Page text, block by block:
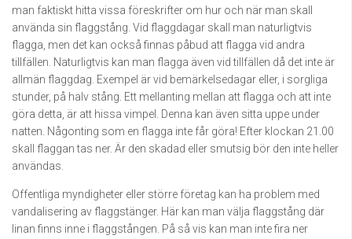
man faktiskt hitta vissa föreskrifter om hur och när man skall
använda sin flaggstång. Vid flaggdagar skall man naturligtvis
flagga, men det kan också finnas påbud att flagga vid andra
tillfällen. Naturligtvis kan man flagga även vid tillfällen då det inte är
allmän flaggdag. Exempel är vid bemärkelsedagar eller, i sorgliga
stunder, på halv stång. Ett mellanting mellan att flagga och att inte
göra detta, är att hissa vimpel. Denna kan även sitta uppe under
natten. Någonting som en flagga inte får göra! Efter klockan 21.00
skall flaggan tas ner. Är den skadad eller smutsig bör den inte heller
användas.
Offentliga myndigheter eller större företag kan ha problem med
vandalisering av flaggstänger. Här kan man välja flaggstång där
linan finns inne i flaggstången. På så vis kan man inte fira ner